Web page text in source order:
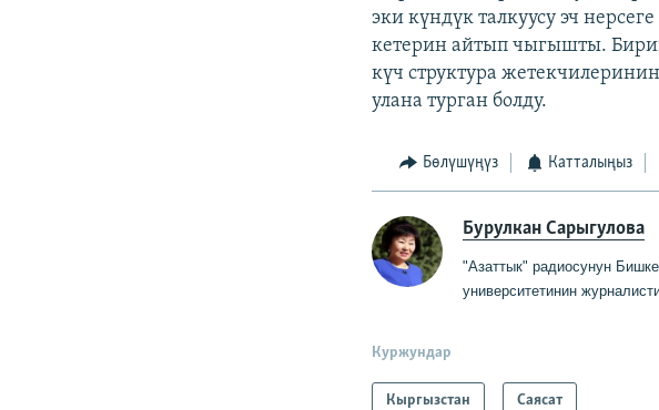
эки күндүк талкуусу эч
кетерин айтып чыгышты.
күч структура
улана турган болду.
Бөлүшүңүз Катталыңыз
Бурулкан Сарыгулова
"Азаттык" радиосунун
университетинин
Куржундар
Кыргызстан Саясат